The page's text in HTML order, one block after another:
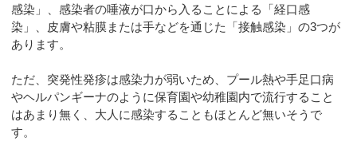
感染」、感染者の唾液が口から入ることによる「経口感
染」、皮膚や粘膜または手などを通じた「接触感染」の3つが
あります。
ただ、突発性発疹は感染力が弱いため、プール熱や手足口病
やヘルパンギーナのように保育園や幼稚園内で流行すること
はあまり無く、大人に感染することもほとんど無いそうで
す。